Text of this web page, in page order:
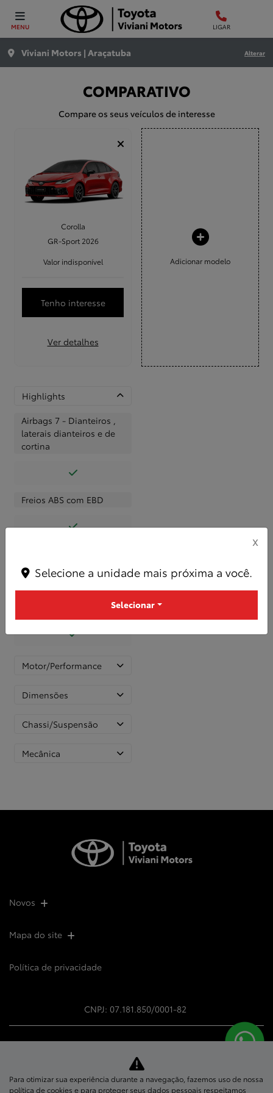
MENU LIGAR
Viviani Motors | Araçatuba Alterar
COMPARATIVO
Compare os seus veículos de interesse
Corolla
GR-Sport 2026
Valor indisponível
Tenho interesse
Ver detalhes
Adicionar modelo
Highlights
Airbags 7 - Dianteiros ,
laterais dianteiros e de
cortina
Freios ABS com EBD
Motor/Performance
Dimensões
Chassi/Suspensão
Mecânica
Novos
Mapa do site
Política de privacidade
CNPJ: 07.181.850/0001-82
No trânsito, enxergar o outro
X
Selecione a unidade mais próxima a você.
Selecionar
Para otimizar sua experiência durante a navegação, fazemos uso de nossa
política de cookies e para proteger seus dados pessoais respeitamos